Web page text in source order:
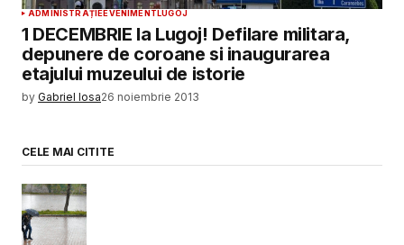
ADMINISTRAȚIEEVENIMENTLUGOJ
1 DECEMBRIE la Lugoj! Defilare militara,
depunere de coroane si inaugurarea
etajului muzeului de istorie
by Gabriel Iosa26 noiembrie 2013
CELE MAI CITITE